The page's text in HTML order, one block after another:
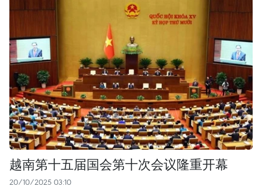
越南第十五届国会第十次会议隆重开幕
20/10/2025 03:10